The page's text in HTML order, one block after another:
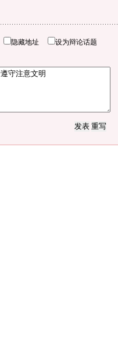
隐藏地址 设为辩论话题